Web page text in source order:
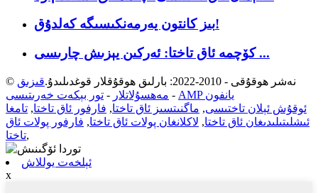
بىز كانتون يەرمەنكىسىگە كەلدۇق!
كۆچمە ئاق تاختا: ئەركىن يېزىش چارىسى ...
© نەشر ھوقۇقى - 2010-2022: بارلىق ھوقۇقلار قوغدىلىدۇ.
قىزىق
مەھسۇلاتلار - تور بېكەت خەرىتىسى -
AMP يانفون
ئوقۇش ئېلان تاختىسى, ماگنىتسىز ئاق تاختا, فارفور ئاق تاختا, تامغا
ئىشلىتىلىدىغان ئاق تاختا, لاكلانغان پولات ئاق تاختا, فارفور پولات ئاق
تاختا,
ئېلخەت يوللاش
x